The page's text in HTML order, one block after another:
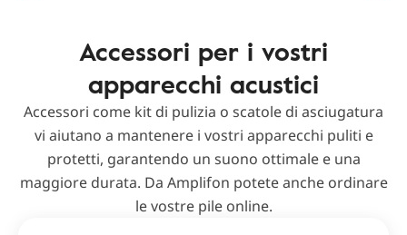
Accessori per i vostri
apparecchi acustici
Accessori come kit di pulizia o scatole di asciugatura
vi aiutano a mantenere i vostri apparecchi puliti e
protetti, garantendo un suono ottimale e una
maggiore durata. Da Amplifon potete anche ordinare
le vostre pile online.